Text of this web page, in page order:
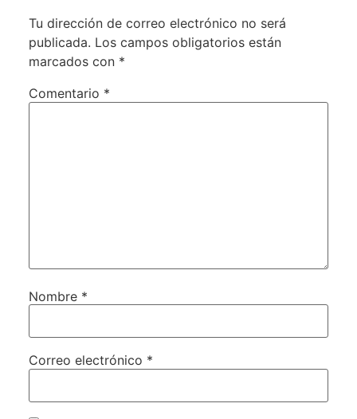
Tu dirección de correo electrónico no será
publicada. Los campos obligatorios están
marcados con *
Comentario *
Nombre *
Correo electrónico *